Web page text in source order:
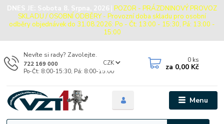
DNES JE: Sobota 8. Srpna, 2026 | POZOR - PRÁZDNINOVÝ PROVOZ
SKLADU / OSOBNÍ ODBĚRY - Provozní doba skladu pro osobní
odběry objednávek do 31.08.2026: Po - Čt: 13:00 - 15:30, Pá: 13:00 -
15:00
Menu
CZK
Nevíte si rady? Zavolejte.
722 169 000
Po-Čt: 8:00-15:30, Pá: 8:00-15:00
0 ks
za 0,00 Kč